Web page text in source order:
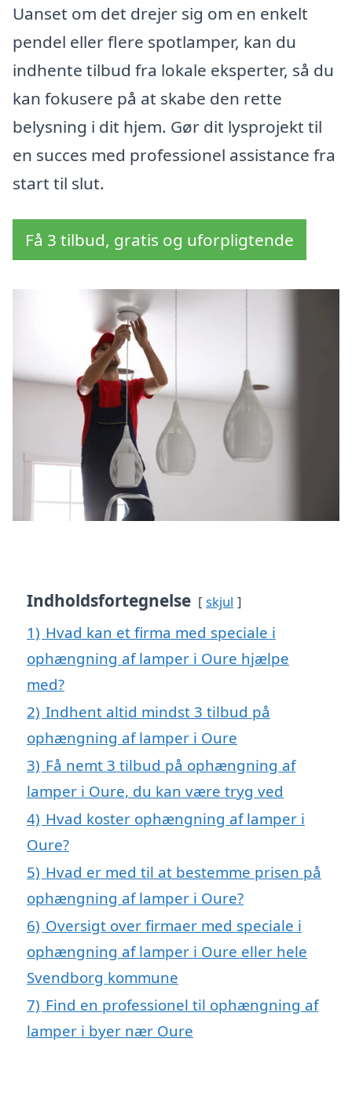
Uanset om det drejer sig om en enkelt
pendel eller flere spotlamper, kan du
indhente tilbud fra lokale eksperter, så du
kan fokusere på at skabe den rette
belysning i dit hjem. Gør dit lysprojekt til
en succes med professionel assistance fra
start til slut.
Få 3 tilbud, gratis og uforpligtende
Indholdsfortegnelse skjul
1) Hvad kan et firma med speciale i
ophængning af lamper i Oure hjælpe
med?
2) Indhent altid mindst 3 tilbud på
ophængning af lamper i Oure
3) Få nemt 3 tilbud på ophængning af
lamper i Oure, du kan være tryg ved
4) Hvad koster ophængning af lamper i
Oure?
5) Hvad er med til at bestemme prisen på
ophængning af lamper i Oure?
6) Oversigt over firmaer med speciale i
ophængning af lamper i Oure eller hele
Svendborg kommune
7) Find en professionel til ophængning af
lamper i byer nær Oure